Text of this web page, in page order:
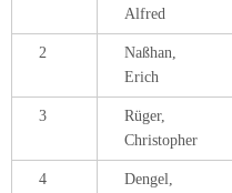
Alfred
2
Naßhan,
Erich
3
Rüger,
Christopher
4
Dengel,